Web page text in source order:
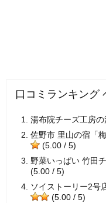
口コミランキング
湯布院チーズ工房の
佐野市 里山の宿「
(5.00 / 5)
野菜いっぱい 竹田
(5.00 / 5)
ソイストーリー2号
(5.00 / 5)